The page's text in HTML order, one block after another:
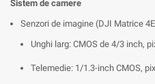
Sistem de camere
Senzori de imagine (DJI Matrice
Unghi larg: CMOS de 4/3 inch,
Telemedie: 1/1.3-inch CMOS,